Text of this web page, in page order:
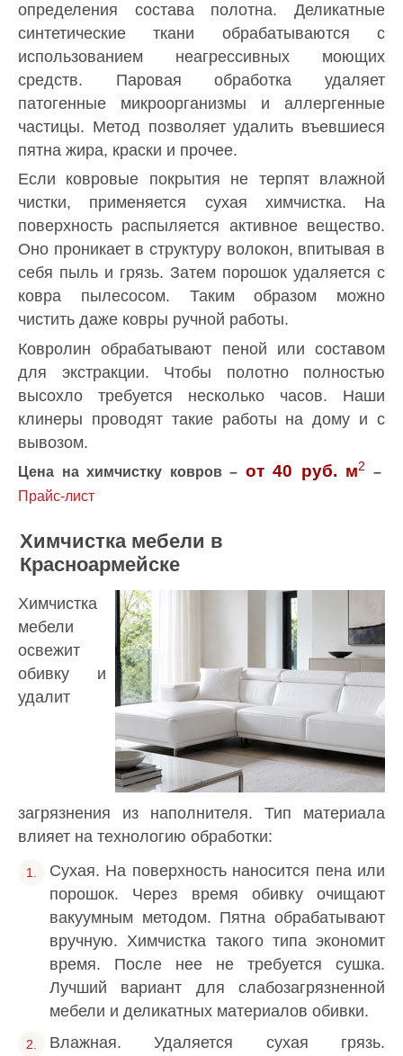
определения состава полотна. Деликатные
синтетические ткани обрабатываются с
использованием неагрессивных моющих
средств. Паровая обработка удаляет
патогенные микроорганизмы и аллергенные
частицы. Метод позволяет удалить въевшиеся
пятна жира, краски и прочее.
Если ковровые покрытия не терпят влажной
чистки, применяется сухая химчистка. На
поверхность распыляется активное вещество.
Оно проникает в структуру волокон, впитывая в
себя пыль и грязь. Затем порошок удаляется с
ковра пылесосом. Таким образом можно
чистить даже ковры ручной работы.
Ковролин обрабатывают пеной или составом
для экстракции. Чтобы полотно полностью
высохло требуется несколько часов. Наши
клинеры проводят такие работы на дому и с
вывозом.
Цена на химчистку ковров – от 40 руб. м2
–
Прайс-лист
Химчистка мебели в
Красноармейске
Химчистка
мебели
освежит
обивку и
удалит
загрязнения из наполнителя. Тип материала
влияет на технологию обработки:
Сухая. На поверхность наносится пена или
порошок. Через время обивку очищают
вакуумным методом. Пятна обрабатывают
вручную. Химчистка такого типа экономит
время. После нее не требуется сушка.
Лучший вариант для слабозагрязненной
мебели и деликатных материалов обивки.
Влажная. Удаляется сухая грязь.